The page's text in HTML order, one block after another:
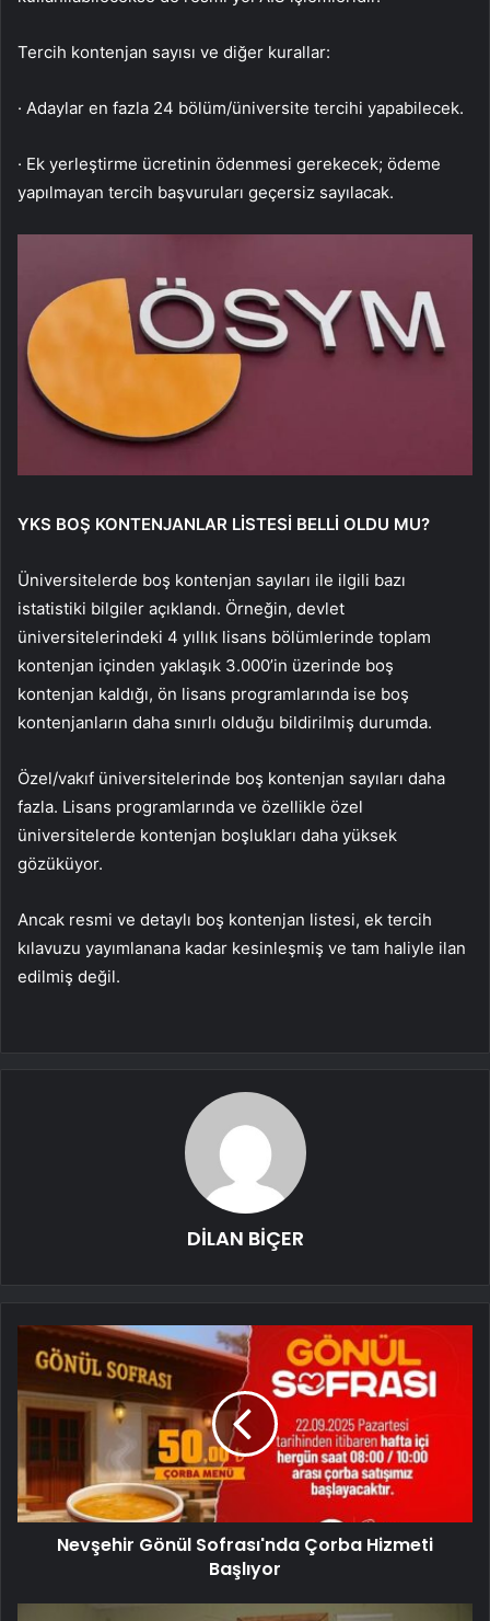
Tercih kontenjan sayısı ve diğer kurallar:
· Adaylar en fazla 24 bölüm/üniversite tercihi yapabilecek.
· Ek yerleştirme ücretinin ödenmesi gerekecek; ödeme
yapılmayan tercih başvuruları geçersiz sayılacak.
YKS BOŞ KONTENJANLAR LİSTESİ BELLİ OLDU MU?
Üniversitelerde boş kontenjan sayıları ile ilgili bazı
istatistiki bilgiler açıklandı. Örneğin, devlet
üniversitelerindeki 4 yıllık lisans bölümlerinde toplam
kontenjan içinden yaklaşık 3.000’in üzerinde boş
kontenjan kaldığı, ön lisans programlarında ise boş
kontenjanların daha sınırlı olduğu bildirilmiş durumda.
Özel/vakıf üniversitelerinde boş kontenjan sayıları daha
fazla. Lisans programlarında ve özellikle özel
üniversitelerde kontenjan boşlukları daha yüksek
gözüküyor.
Ancak resmi ve detaylı boş kontenjan listesi, ek tercih
kılavuzu yayımlanana kadar kesinleşmiş ve tam haliyle ilan
edilmiş değil.
DİLAN BİÇER
Nevşehir Gönül Sofrası'nda Çorba Hizmeti
Başlıyor